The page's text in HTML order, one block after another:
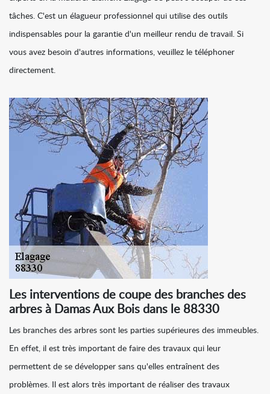
tâches. C'est un élagueur professionnel qui utilise des outils
indispensables pour la garantie d'un meilleur rendu de travail. Si
vous avez besoin d'autres informations, veuillez le téléphoner
directement.
Les interventions de coupe des branches des
arbres à Damas Aux Bois dans le 88330
Les branches des arbres sont les parties supérieures des immeubles.
En effet, il est très important de faire des travaux qui leur
permettent de se développer sans qu'elles entraînent des
problèmes. Il est alors très important de réaliser des travaux